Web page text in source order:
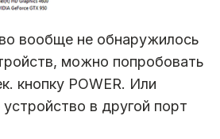
вообще не обнаружилось
можно попробовать
кнопку POWER. Или
в другой порт